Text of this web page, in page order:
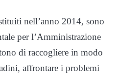
nell’anno 2014, sono
per l’Amministrazione
di raccogliere in modo
affrontare i problemi